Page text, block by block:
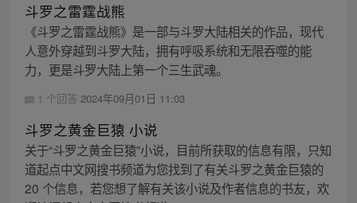
斗罗之雷霆战熊
《斗罗之雷霆战熊》是一部与斗罗大陆相关的作品，现代
人意外穿越到斗罗大陆，拥有呼吸系统和无限吞噬的能
力，更是斗罗大陆上第一个三生武魂。
1 个回答 2024年09月01日 11:03
斗罗之黄金巨猿 小说
关于“斗罗之黄金巨猿”小说，目前所获取的信息有限，只知
道起点中文网搜书频道为您找到了有关斗罗之黄金巨猿的
20 个信息，若您想了解有关该小说及作者信息的书友，欢